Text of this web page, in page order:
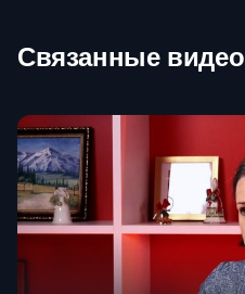
Связанные видео